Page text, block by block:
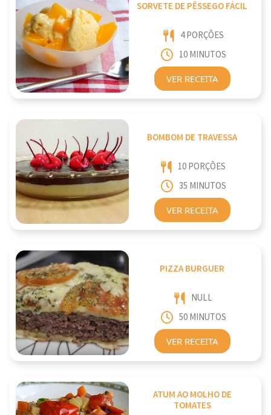
SORVETE DE PÊSSEGO FÁCIL
4 PORÇÕES
10 MINUTOS
VER RECEITA
BOMBOM DE TRAVESSA
10 PORÇÕES
35 MINUTOS
VER RECEITA
PIZZA BURGUER
NULL
50 MINUTOS
VER RECEITA
ATUM AO MOLHO DE
TOMATES